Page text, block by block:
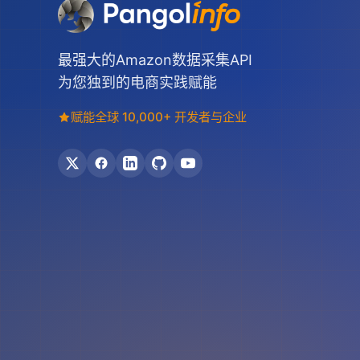
最强大的Amazon数据采集API
为您独到的电商实践赋能
赋能全球 10,000+ 开发者与企业